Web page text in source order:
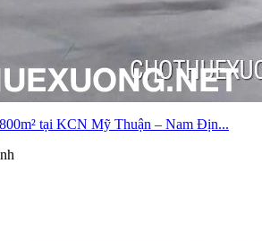
tại KCN Mỹ Thuận – Nam Địn...